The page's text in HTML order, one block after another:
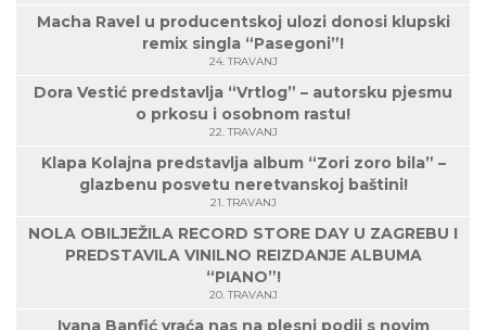
Macha Ravel u producentskoj ulozi donosi klupski
remix singla “Pasegoni”!
24. TRAVANJ
Dora Vestić predstavlja “Vrtlog” – autorsku pjesmu
o prkosu i osobnom rastu!
22. TRAVANJ
Klapa Kolajna predstavlja album “Zori zoro bila” –
glazbenu posvetu neretvanskoj baštini!
21. TRAVANJ
NOLA OBILJEŽILA RECORD STORE DAY U ZAGREBU I
PREDSTAVILA VINILNO REIZDANJE ALBUMA
“PIANO”!
20. TRAVANJ
Ivana Banfić vraća nas na plesni podij s novim